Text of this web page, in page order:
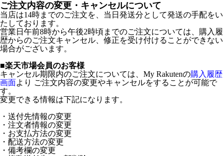
ご注文内容の変更・キャンセルについて
当店は14時までのご注文を、当日発送分として発送の手配をい
たしております。
営業日午前8時から午後2時頃までのご注文については、購入履
歴からのご注文キャンセル、修正を受け付けることができない
場合がございます。
■楽天市場会員のお客様
キャンセル期限内のご注文については、My Rakutenの購入履歴
画面より ご注文内容の変更やキャンセルをすることが可能で
す。
変更できる情報は下記になります。
・送付先情報の変更
・注文者情報の変更
・お支払方法の変更
・配送方法の変更
・備考欄の変更